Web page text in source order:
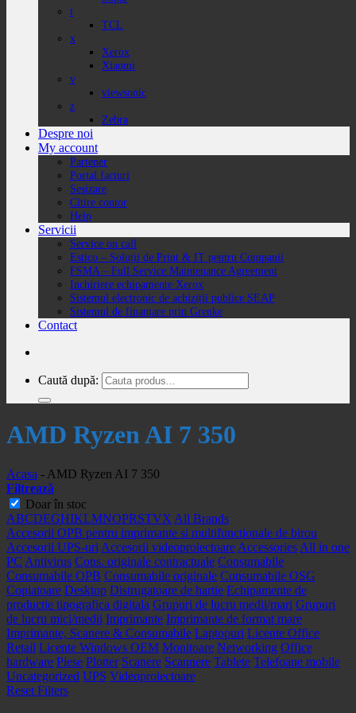
t
TCL
x
Xerox
Xiaomi
v
viewsonic
z
Zebra
Despre noi
My account
Partener
Portal facturi
Sesizare
Citire contor
Help
Servicii
Service on call
Estico – Soluții de Print & IT pentru Companii
FSMA – Full Service Maintenance Agreement
Inchiriere echipamente Xerox
Sistemul electronic de achiziții publice SEAP
Sistemul de finanțare prin Grenke
Contact
Caută după:
AMD Ryzen AI 7 350
Acasa - AMD Ryzen AI 7 350
Filtrează
Doar în stoc
ABCDEGHIKLMNOPRSTVX All Brands
Accesorii OPB pentru imprimante si multifunctionale de birou
Accesorii UPS-uri Accesorii videoproiectoare Accessories All in one
PC Antivirus Cons. originale contractuale Consumabile
Consumabile OPB Consumabile originale Consumabile OSG
Copiatoare Desktop Distrugatoare de hartie Echipamente de
productie tipografica digitala Grupuri de lucru medii/mari Grupuri
de lucru mici/medii Imprimante Imprimante de format mare
Imprimante, Scanere & Consumabile Laptopuri Licente Office
Retail Licente Windows OEM Monitoare Networking Office
hardware Piese Plotter Scanere Scannere Tablete Telefoane mobile
Uncategorized UPS Videoproiectoare
Reset Filters